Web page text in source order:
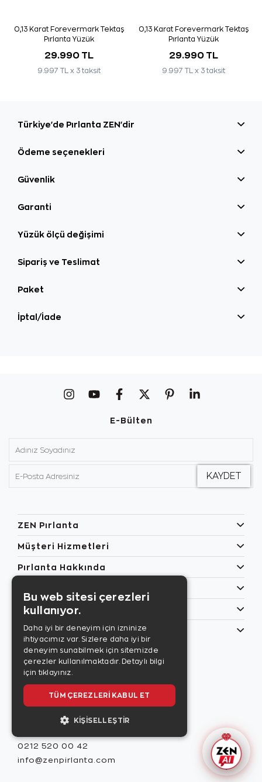
0,13 Karat Forevermark Tektaş
Pırlanta Yüzük
29.990 TL
9.997 TL x 3 taksit
0,13 Karat Forevermark Tektaş
Pırlanta Yüzük
29.990 TL
9.997 TL x 3 taksit
Türkiye'de Pırlanta ZEN'dir
Ödeme seçenekleri
Güvenlik
Garanti
Yüzük ölçü değişimi
Sipariş ve Teslimat
Paket
İptal/İade
E-Bülten
ZEN Pırlanta
Müşteri Hizmetleri
Pırlanta Hakkında
Özel Günler
Bilgilerim
Son sayıyı
0212 520 00 42
info@zenpirlanta.com
Bu web sitesi çerezleri
kullanıyor.
Daha iyi bir deneyim için izninize
ihtiyacımız var. Sizlere daha iyi bir
deneyim sunabilmek için sitemizde
çerezler kullanılmaktadır. Detaylı bilgi
için tıklayınız.
TÜM ÇEREZLERI KABUL ET
KIŞISELLEŞTIR